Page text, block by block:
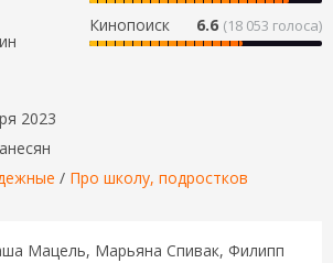
Кинопоиск 6.6 (18 053 голоса)
2023
/ Про школу, подростков
Мацель, Марьяна Спивак, Филипп